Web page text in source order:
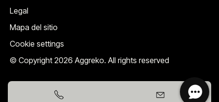
© Copyright 2026 Aggreko. All rights reserved
Legal
Mapa del sitio
Cookie settings